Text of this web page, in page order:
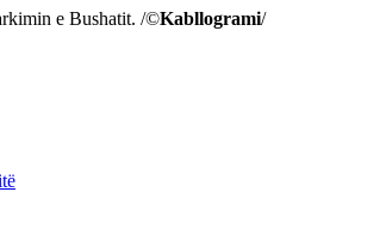
e Bushatit. /©Kabllogrami/